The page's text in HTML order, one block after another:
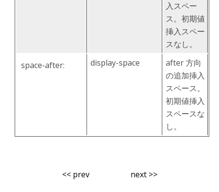
入スペー
ス。初期値
挿入スペー
スなし。
space-after:
display-space
after 方向
の追加挿入
スペース。
初期値挿入
スペースな
し。
<< prev next >>